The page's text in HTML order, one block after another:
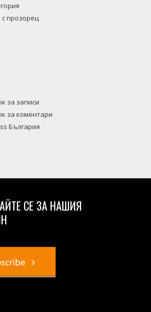
прозорец
за записи
за коментари
България
СЕ ЗА НАШИЯ